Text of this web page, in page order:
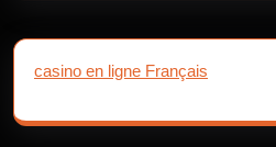
casino en ligne Français